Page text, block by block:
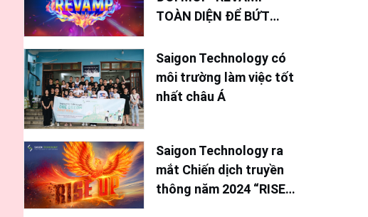
TOÀN DIỆN ĐỂ BỨT
Saigon Technology có
môi trường làm việc tốt
nhất châu Á
Saigon Technology ra
mắt Chiến dịch truyền
thông năm 2024 “RISE